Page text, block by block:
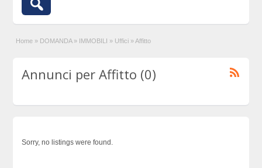
Home » DOMANDA » IMMOBILI » Uffici » Affitto
Annunci per Affitto (0)
Sorry, no listings were found.